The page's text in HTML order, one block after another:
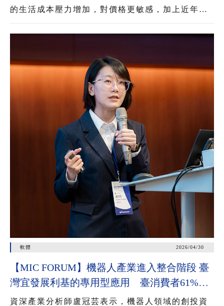
的生活成本壓力增加，對價格更敏感，加上近年境
商業者的巨大壓力。綜覽電商產業發展與臺灣消費
競爭力升級的兩大關鍵。
軟體 2026/04/30
【MIC FORUM】機器人產業進入整合階段 臺
灣宜發展利基的專用型應用 臺消費者61%看
好AI眼鏡潛力 54%對無顯示AI眼鏡有興趣
資深產業分析師盧冠芸表示，機器人領域的創投資